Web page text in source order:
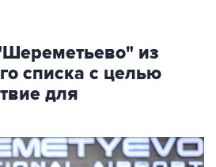
из
списка с целью
для